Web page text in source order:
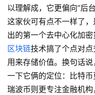
以理解成，它更偏向“后
这家伙可有点不一样了
出的第一个去中心化加
区块链技术搞了个点对
用来存储价值。换句话
一下它俩的定位：比特币
瑞波币则更专注金融机